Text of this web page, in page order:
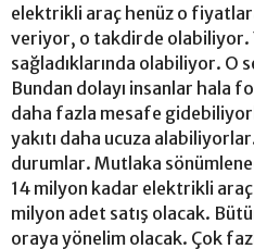
elektrikli araç henüz o
veriyor, o takdirde olabiliyor.
sağladıklarında olabiliyor. O
Bundan dolayı insanlar hala
daha fazla mesafe
yakıtı daha ucuza
durumlar. Mutlaka
14 milyon kadar elektrikli araç
milyon adet satış olacak.
oraya yönelim olacak. Çok